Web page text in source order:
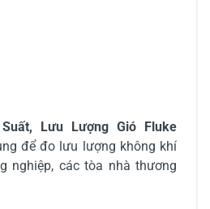
Lưu Lượng Gió Fluke
để đo lưu lượng không khí
nghiệp, các tòa nhà thương